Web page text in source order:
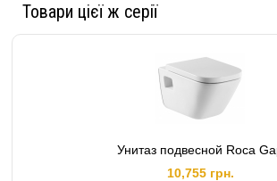
Товари цієї ж серії
Унитаз подвесной Roca
10,755 грн.